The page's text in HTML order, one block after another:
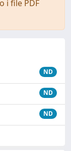
i file PDF
ND
ND
ND